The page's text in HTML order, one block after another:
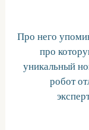
Про него
про
уникальный
робот